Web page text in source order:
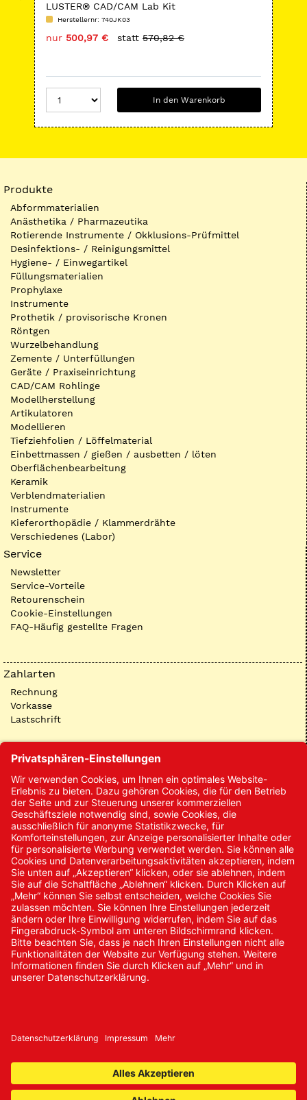
LUSTER® CAD/CAM Lab Kit
Herstellernr: 740JK03
nur 500,97 € statt 570,82 €
In den Warenkorb
Produkte
Abformmaterialien
Anästhetika / Pharmazeutika
Rotierende Instrumente / Okklusions-Prüfmittel
Desinfektions- / Reinigungsmittel
Hygiene- / Einwegartikel
Füllungsmaterialien
Prophylaxe
Instrumente
Prothetik / provisorische Kronen
Röntgen
Wurzelbehandlung
Zemente / Unterfüllungen
Geräte / Praxiseinrichtung
CAD/CAM Rohlinge
Modellherstellung
Artikulatoren
Modellieren
Tiefziehfolien / Löffelmaterial
Einbettmassen / gießen / ausbetten / löten
Oberflächenbearbeitung
Keramik
Verblendmaterialien
Instrumente
Kieferorthopädie / Klammerdrähte
Verschiedenes (Labor)
Service
Newsletter
Service-Vorteile
Retourenschein
Cookie-Einstellungen
FAQ-Häufig gestellte Fragen
Zahlarten
Rechnung
Vorkasse
Lastschrift
Kontakt
Kontakt/Anfrage
Neukundenanmeldung
Kennwort vergessen
Bestellungen
Sendung verfolgen
© 2024 Promed Vertriebsgesellschaft mbH | Alle Rechte
* Alle Preise zzgl. gesetzlicher Mehrwertsteuer